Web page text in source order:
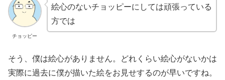
チョッピー
絵心のないチョッピーにしては頑張っている
方では
そう、僕は絵心がありません。どれくらい絵心がないかは
実際に過去に僕が描いた絵をお見せするのが早いですね。